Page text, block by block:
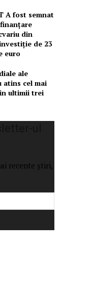
A fost semnat
din
de 23
euro
ale
atins cel mai
ultimii trei
recente știri,